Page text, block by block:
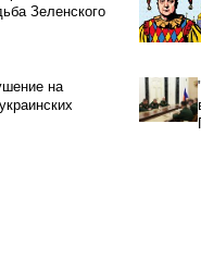
Зеленского
на